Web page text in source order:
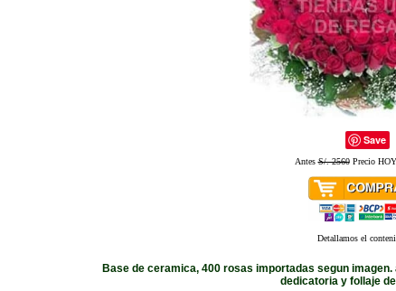
Save
AntesS/. 2560Precio
Detallamos el
Base de ceramica, 400 rosas importadas segun
dedicatoria y follaje